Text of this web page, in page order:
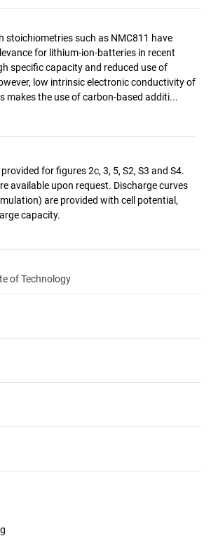
stoichiometries such as NMC811 have
for lithium-ion-batteries in recent
specific capacity and reduced use of
low intrinsic electronic conductivity of
makes the use of carbon-based additi...
for figures 2c, 3, 5, S2, S3 and S4.
available upon request. Discharge curves
are provided with cell potential,
of Technology